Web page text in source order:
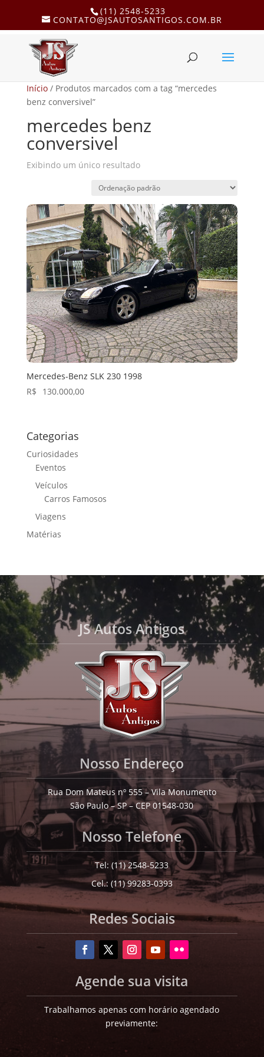
(11) 2548-5233
CONTATO@JSAUTOSANTIGOS.COM.BR
Início/ Produtos marcados com a tag “mercedes
benz conversivel”
mercedes benz
conversivel
Exibindo um único resultado
Mercedes-Benz SLK 230 1998
R$
130.000,00
Categorias
Curiosidades
Eventos
Veículos
Carros Famosos
Viagens
Matérias
JS Autos Antigos
Nosso Endereço
Rua Dom Mateus nº 555 – Vila Monumento
São Paulo – SP – CEP 01548-030
Nosso Telefone
Tel: (11) 2548-5233
Cel.: (11) 99283-0393
Redes Sociais
Agende sua visita
Trabalhamos apenas com horário agendado
previamente: